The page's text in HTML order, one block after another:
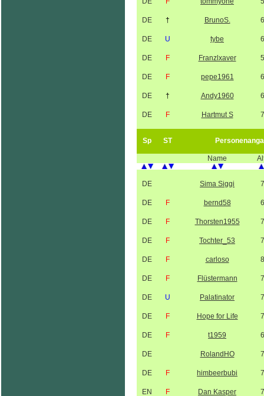
DE † BrunoS.
DE U tybe
DE F Franzlxaver
DE F pepe1961
DE † Andy1960
DE F Hartmut S
Sp ST
Name
DE Sima Siggi
DE F bernd58
DE F Thorsten1955
DE F Tochter_53
DE F carloso
DE F Flüstermann
DE U Palatinator
DE F Hope for Life
DE F t1959
DE RolandHO
DE F himbeerbubi
EN F Dan Kasper